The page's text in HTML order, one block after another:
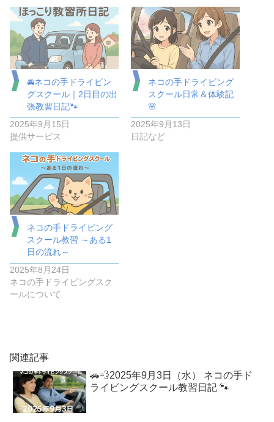
🚘ネコの手ドライビン
グスクール｜2日目の出
張教習日記🐾
2025年9月15日
提供サービス
ネコの手ドライビング
スクール日常＆体験記
🌸
2025年9月13日
日記など
ネコの手ドライビング
スクール教習 ～ある1
日の流れ～
2025年8月24日
ネコの手ドライビングスク
ールについて
関連記事
🚗💨2025年9月3日（水） ネコの手ド
ライビングスクール教習日記 🐾